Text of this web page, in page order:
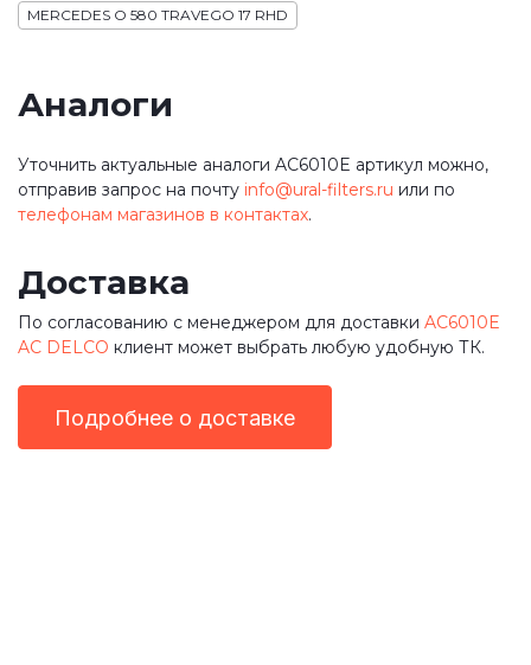
MERCEDES O 580 TRAVEGO 17 RHD
Аналоги
Уточнить актуальные аналоги AC6010E артикул можно,
отправив запрос на почту info@ural-filters.ru или по
телефонам магазинов в контактах.
Доставка
По согласованию с менеджером для доставки AC6010E
AC DELCO клиент может выбрать любую удобную ТК.
Подробнее о доставке